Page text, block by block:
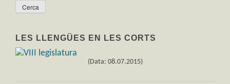
LES LLENGÜES EN LES CORTS
(Data: 08.07.2015)